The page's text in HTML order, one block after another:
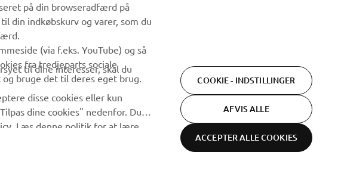
Databeskyttelseserklæring
Vilkår og
betingelser
på din browseradfærd på
din indkøbskurv og varer, som du
(via f.eks. YouTube) og så
fra tredjeparts sociale
bruge det til deres eget brug.
til dine interesser, skal du
disse cookies eller kun
dine cookies" nedenfor. Du
Læs denne politik for at lære
hjemmeside og se tilbud
COOKIE - INDSTILLINGER
AFVIS ALLE
ACCEPTER ALLE COOKIES